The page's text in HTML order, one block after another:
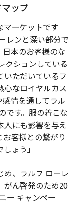
ップ
マーケットです
レンと深い部分で
本のお客様のな
クションしている
いただいているフ
心なロイヤルカス
情を通してラル
です。服の着こな
人にも影響を与え
客様との繋がり
ょう」
め、ラルフ ローレ
がん啓発のため20
ー キャンペー